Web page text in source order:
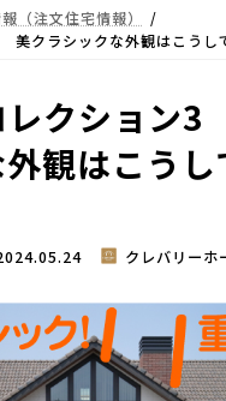
（注文住宅情報）
クラシックな外観はこうし
レクション
観はこうし
新
クレバリーホ